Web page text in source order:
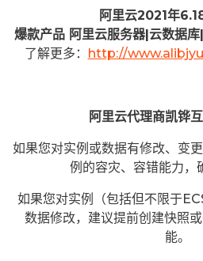
阿里云2021年
爆款产品 阿里云服务器|云数据
了解更多： http://
阿里云代理商凯铧互
如果您对实例或数据有修改、变
例的容灾、容错能力，
如果您对实例（包括但不限于
数据修改，建议提前创建快照
能。